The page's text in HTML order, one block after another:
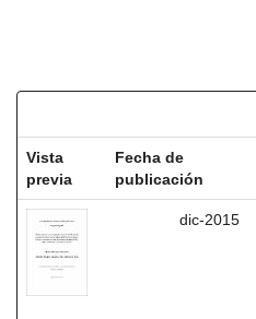
Vista
previa
Fecha de
publicación
dic-2015